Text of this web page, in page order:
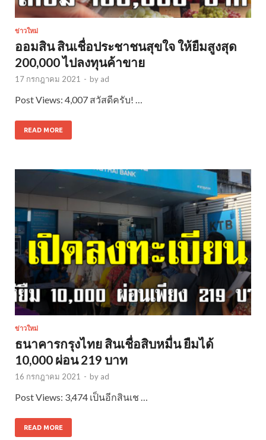
ข่าวใหม่
ออมสิน สินเชื่อประชาชนสุขใจ ให้ยืมสูงสุด
200,000 ไปลงทุนค้าขาย
17 กรกฎาคม 2021 - by ad
Post Views: 4,007 สวัสดีครับ! …
READ MORE
ข่าวใหม่
ธนาคารกรุงไทย สินเชื่อสิบหมื่น ยืมได้
10,000 ผ่อน 219 บาท
16 กรกฎาคม 2021 - by ad
Post Views: 3,474 เป็นอีกสินเช …
READ MORE